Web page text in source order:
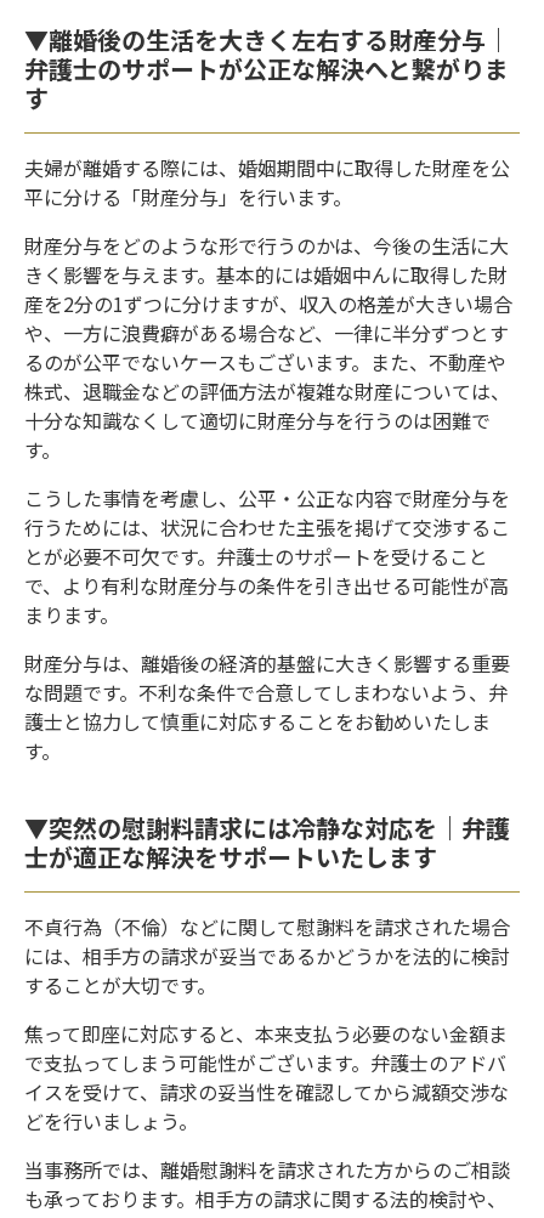
▼離婚後の生活を大きく左右する財産分与｜
弁護士のサポートが公正な解決へと繋がりま
す
夫婦が離婚する際には、婚姻期間中に取得した財産を公
平に分ける「財産分与」を行います。
財産分与をどのような形で行うのかは、今後の生活に大
きく影響を与えます。基本的には婚姻中んに取得した財
産を2分の1ずつに分けますが、収入の格差が大きい場合
や、一方に浪費癖がある場合など、一律に半分ずつとす
るのが公平でないケースもございます。また、不動産や
株式、退職金などの評価方法が複雑な財産については、
十分な知識なくして適切に財産分与を行うのは困難で
す。
こうした事情を考慮し、公平・公正な内容で財産分与を
行うためには、状況に合わせた主張を掲げて交渉するこ
とが必要不可欠です。弁護士のサポートを受けること
で、より有利な財産分与の条件を引き出せる可能性が高
まります。
財産分与は、離婚後の経済的基盤に大きく影響する重要
な問題です。不利な条件で合意してしまわないよう、弁
護士と協力して慎重に対応することをお勧めいたしま
す。
▼突然の慰謝料請求には冷静な対応を｜弁護
士が適正な解決をサポートいたします
不貞行為（不倫）などに関して慰謝料を請求された場合
には、相手方の請求が妥当であるかどうかを法的に検討
することが大切です。
焦って即座に対応すると、本来支払う必要のない金額ま
で支払ってしまう可能性がございます。弁護士のアドバ
イスを受けて、請求の妥当性を確認してから減額交渉な
どを行いましょう。
当事務所では、離婚慰謝料を請求された方からのご相談
も承っております。相手方の請求に関する法的検討や、